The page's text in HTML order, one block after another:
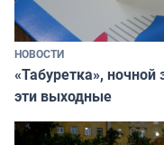
НОВОСТИ
«Табуретка»,
эти выходные